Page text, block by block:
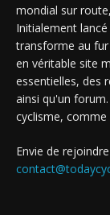
mondial sur
Initialement
transforme au
en véritable site
essentielles, des
ainsi qu'un
cyclisme,
Envie de